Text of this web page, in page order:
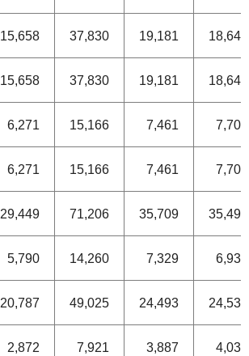
15,658 37,830 19,181 18,649
15,658 37,830 19,181 18,649
6,271 15,166 7,461 7,705
6,271 15,166 7,461 7,705
29,449 71,206 35,709 35,497
5,790 14,260 7,329 6,931
20,787 49,025 24,493 24,532
2,872 7,921 3,887 4,034